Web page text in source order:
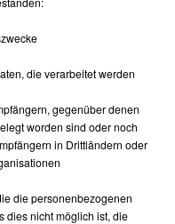
die verarbeitet werden
gegenüber denen
worden sind oder noch
in Drittländern oder
die personenbezogenen
dies nicht möglich ist, die